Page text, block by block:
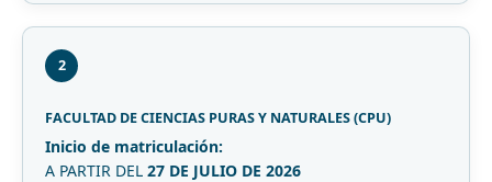
2
FACULTAD DE CIENCIAS PURAS Y NATURALES (CPU)
Inicio de matriculación:
A PARTIR DEL 27 DE JULIO DE 2026